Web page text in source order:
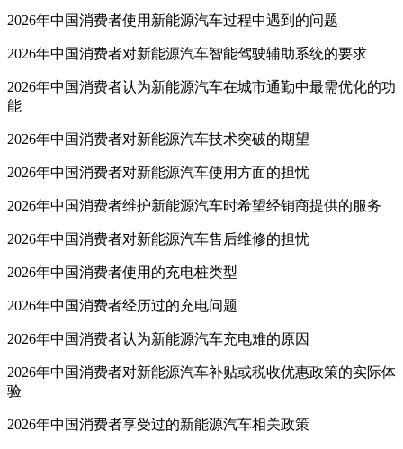
2026年中国消费者使用新能源汽车过程中遇到的问题
2026年中国消费者对新能源汽车智能驾驶辅助系统的要求
2026年中国消费者认为新能源汽车在城市通勤中最需优化的功
能
2026年中国消费者对新能源汽车技术突破的期望
2026年中国消费者对新能源汽车使用方面的担忧
2026年中国消费者维护新能源汽车时希望经销商提供的服务
2026年中国消费者对新能源汽车售后维修的担忧
2026年中国消费者使用的充电桩类型
2026年中国消费者经历过的充电问题
2026年中国消费者认为新能源汽车充电难的原因
2026年中国消费者对新能源汽车补贴或税收优惠政策的实际体
验
2026年中国消费者享受过的新能源汽车相关政策